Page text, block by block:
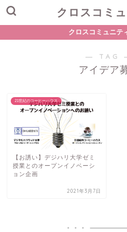
クロスコミ
クロスコミュニテ
― TAG
アイデア
21世紀のコーヒーハウス
【お誘い】デジハリ大学ゼミ
授業とのオープンイノベーシ
ョン企画
2021年3月7日